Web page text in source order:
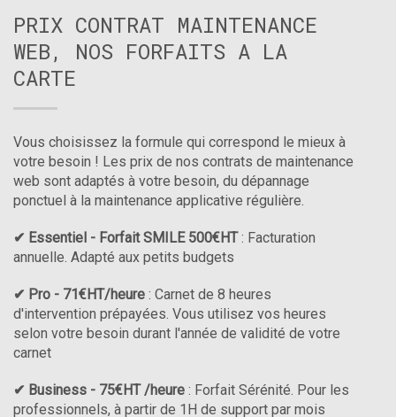
PRIX CONTRAT MAINTENANCE
WEB, NOS FORFAITS A LA
CARTE
Vous choisissez la formule qui correspond le mieux à
votre besoin ! Les prix de nos contrats de maintenance
web sont adaptés à votre besoin, du dépannage
ponctuel à la maintenance applicative régulière.
✔ Essentiel - Forfait SMILE 500€HT: Facturation
annuelle. Adapté aux petits budgets
✔ Pro - 71€HT/heure : Carnet de 8 heures
d'intervention prépayées. Vous utilisez vos heures
selon votre besoin durant l'année de validité de votre
carnet
✔ Business - 75€HT /heure : Forfait Sérénité. Pour les
professionnels, à partir de 1H de support par mois